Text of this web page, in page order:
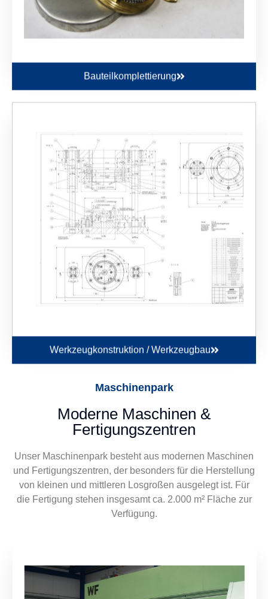
Bauteilkomplettierung
Werkzeugkonstruktion / Werkzeugbau
Maschinenpark
Moderne Maschinen &
Fertigungszentren
Unser Maschinenpark besteht aus modernen Maschinen
und Fertigungszentren, der besonders für die Herstellung
von kleinen und mittleren Losgroßen ausgelegt ist. Für
die Fertigung stehen insgesamt ca. 2.000 m² Fläche zur
Verfügung.